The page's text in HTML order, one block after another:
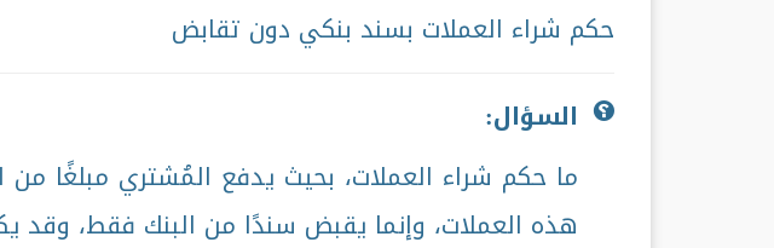
حكم شراء العملات بسند بنكي دون تقابض
السؤال:
ما حكم شراء العملات، بحيث يدفع المُشتري مبلغًا من
هذه العملات، وإنما يقبض سندًا من البنك فقط، وقد